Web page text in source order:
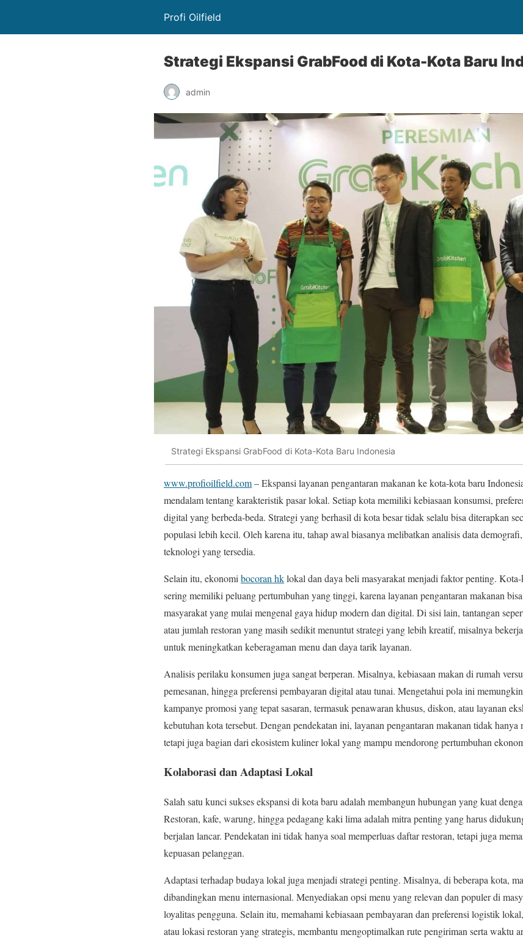
Profi Oilfield
Strategi Ekspansi GrabFood di Kota-Kota Baru
admin
Strategi Ekspansi GrabFood di Kota-Kota Baru Indonesia
www.profioilfield.com– Ekspansi layanan pengantaran makanan ke kota-kota baru
mendalam tentang karakteristik pasar lokal. Setiap kota memiliki kebiasaan konsumsi,
digital yang berbeda-beda. Strategi yang berhasil di kota besar tidak selalu bisa diterapkan
populasi lebih kecil. Oleh karena itu, tahap awal biasanya melibatkan analisis data
teknologi yang tersedia.
Selain itu, ekonomi bocoran hklokal dan daya beli masyarakat menjadi faktor penting.
sering memiliki peluang pertumbuhan yang tinggi, karena layanan pengantaran makanan
masyarakat yang mulai mengenal gaya hidup modern dan digital. Di sisi lain, tantangan
atau jumlah restoran yang masih sedikit menuntut strategi yang lebih kreatif, misalnya
untuk meningkatkan keberagaman menu dan daya tarik layanan.
Analisis perilaku konsumen juga sangat berperan. Misalnya, kebiasaan makan di rumah
pemesanan, hingga preferensi pembayaran digital atau tunai. Mengetahui pola ini
kampanye promosi yang tepat sasaran, termasuk penawaran khusus, diskon, atau layanan
kebutuhan kota tersebut. Dengan pendekatan ini, layanan pengantaran makanan tidak
tetapi juga bagian dari ekosistem kuliner lokal yang mampu mendorong pertumbuhan
Kolaborasi dan Adaptasi Lokal
Salah satu kunci sukses ekspansi di kota baru adalah membangun hubungan yang kuat
Restoran, kafe, warung, hingga pedagang kaki lima adalah mitra penting yang harus
berjalan lancar. Pendekatan ini tidak hanya soal memperluas daftar restoran, tetapi juga
kepuasan pelanggan.
Adaptasi terhadap budaya lokal juga menjadi strategi penting. Misalnya, di beberapa kota,
dibandingkan menu internasional. Menyediakan opsi menu yang relevan dan populer di
loyalitas pengguna. Selain itu, memahami kebiasaan pembayaran dan preferensi logistik
atau lokasi restoran yang strategis, membantu mengoptimalkan rute pengiriman serta waktu